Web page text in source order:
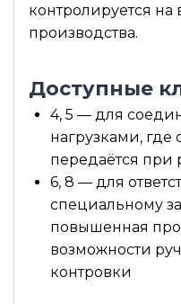
контролируется на
производства.
Доступные
4, 5 — для
нагрузками, где
передаётся при
6, 8 — для
специальному
повышенная
возможности
контровки